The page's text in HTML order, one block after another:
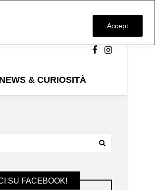
Accept
NEWS & CURIOSITÀ
SU FACEBOOK!